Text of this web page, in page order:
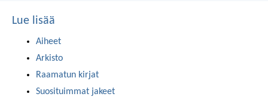
Lue lisää
Aiheet
Arkisto
Raamatun kirjat
Suosituimmat jakeet